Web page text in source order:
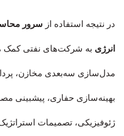
در نتیجه استفاده از سرور
انرژی به شرکت‌های نفتی کمک
مدل‌سازی سه‌بعدی مخازن،
بهینه‌سازی حفاری، پیشبینی
ژئوفیزیکی، تصمیمات